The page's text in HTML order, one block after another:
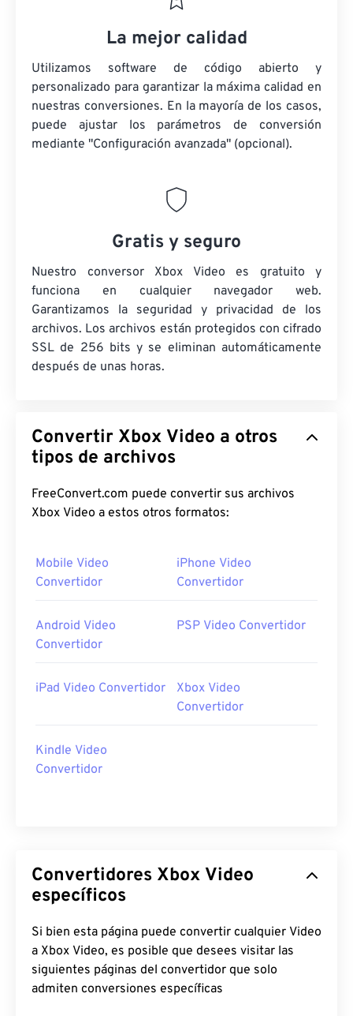
La mejor calidad
Utilizamos software de código abierto y
personalizado para garantizar la máxima calidad en
nuestras conversiones. En la mayoría de los casos,
puede ajustar los parámetros de conversión
mediante "Configuración avanzada" (opcional).
Gratis y seguro
Nuestro conversor Xbox Video es gratuito y
funciona en cualquier navegador web.
Garantizamos la seguridad y privacidad de los
archivos. Los archivos están protegidos con cifrado
SSL de 256 bits y se eliminan automáticamente
después de unas horas.
Convertir Xbox Video a otros
tipos de archivos
FreeConvert.com puede convertir sus archivos
Xbox Video a estos otros formatos:
Mobile Video
Convertidor
iPhone Video
Convertidor
Android Video
Convertidor
PSP Video Convertidor
iPad Video Convertidor
Xbox Video
Convertidor
Kindle Video
Convertidor
Convertidores Xbox Video
específicos
Si bien esta página puede convertir cualquier Video
a Xbox Video, es posible que desees visitar las
siguientes páginas del convertidor que solo
admiten conversiones específicas